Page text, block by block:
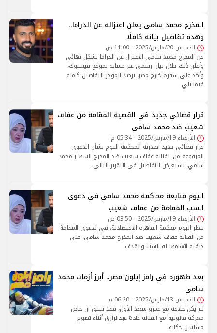
المخرج محمد سامى يعلن اعتزاله عن الدراما..
وهذه تفاصيل بيانه كاملًا
الخميس 20/مارس/2025 - 11:00 ص
قرر المخرج محمد سامي الاعتزال عن الدراما بشكل نهائي
وأعلن ذلك خلال بيان رسمي عبر حسابه بموقع فيسبوك،
وأكد على سفره خارج مصر، يرصد الموجز التفاصيل كاملة
فيما يلي
قرار قضائي جديد في القضية المقامة من عفاف
شعيب ضد محمد سامي
الأربعاء 19/مارس/2025 - 05:34 م
قرار قضائي جديد أصدرته المحكمة اليوم بشأن الدعوى
المرفوعة من الفنانة عفاف شعيب ضد المخرج الشهير محمد
سامي، نستعرض التفاصيل في التقرير التالي.
اليوم متابعة محاكمة محمد سامي في دعوى
السب المقامة من عفاف شعيب
الأربعاء 19/مارس/2025 - 03:50 ص
تنظر اليوم محكمة القاهرة الاقتصادية، في لدعوى المقامة
من الفنانة عفاف شعيب ضد المخرج محمد سامي، على
خلفية اتهامها له السب والقذف.
بعد ظهوره في رامز إيلون مصر.. أبرز أزمات محمد
سامي
الخميس 13/مارس/2025 - 06:20 م
لم يكن خلافه مع عمرو سعد الأول، فقد سبق أن خاض
معركة قانونية مع الفنانة غادة عبدالرازق أثناء تصوير
مسلسل حكاية